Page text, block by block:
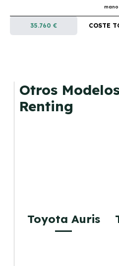
mano
35.760 € COSTE
Otros
Renting
Toyota Auris